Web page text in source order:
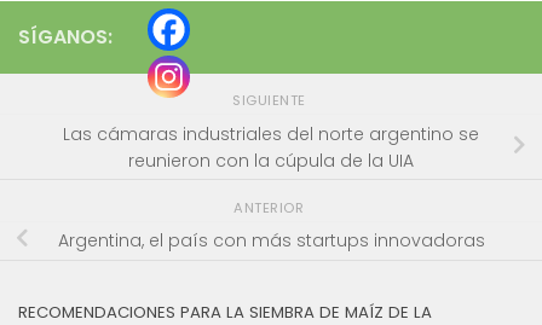
SÍGANOS:
SIGUIENTE
Las cámaras industriales del norte argentino se
reunieron con la cúpula de la UIA
ANTERIOR
Argentina, el país con más startups innovadoras
RECOMENDACIONES PARA LA SIEMBRA DE MAÍZ DE LA